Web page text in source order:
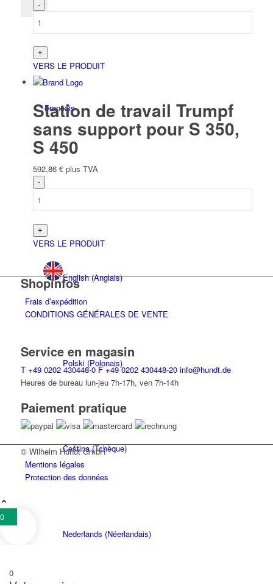
Français
Deutsch(Allemand)
English(Anglais)
Polski(Polonais)
Čeština(Tchèque)
Nederlands (Néerlandais)
VERS LE PRODUIT
Station de travail Trumpf
sans support pour S 350,
S 450
592,86 € plus TVA
VERS LE PRODUIT
Shopinfos
Frais d’expédition
CONDITIONS GÉNÉRALES DE VENTE
Service en magasin
T +49 0202 430448-0 F+49 0202 430448-20 info@hundt.de
Heures de bureau lun-jeu 7h-17h, ven 7h-14h
Paiement pratique
© Wilhelm Hundt GmbH
Mentions légales
Protection des données
0
0